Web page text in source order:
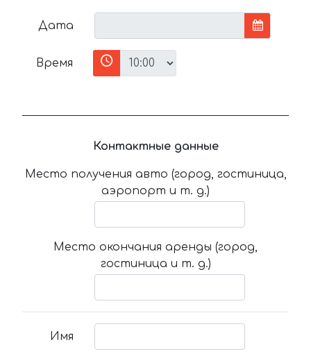
Дата
Время
Контактные данные
Место получения авто (город, гостиница,
аэропорт и т. д.)
Место окончания аренды (город,
гостиница и т. д.)
Имя